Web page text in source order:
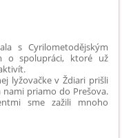
s Cyrilometodějským
o spolupráci, ktoré už
lyžovačke v Ždiari prišli
nami priamo do Prešova.
sme zažili mnoho